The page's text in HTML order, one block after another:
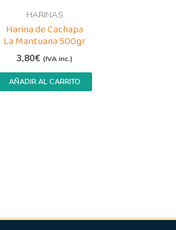
HARINAS
Harina de Cachapa
La Mantuana 500gr
3,80€ (IVA inc.)
AÑADIR AL CARRITO